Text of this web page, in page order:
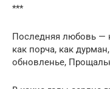
***
Последняя любовь —
как порча, как
обновленье,